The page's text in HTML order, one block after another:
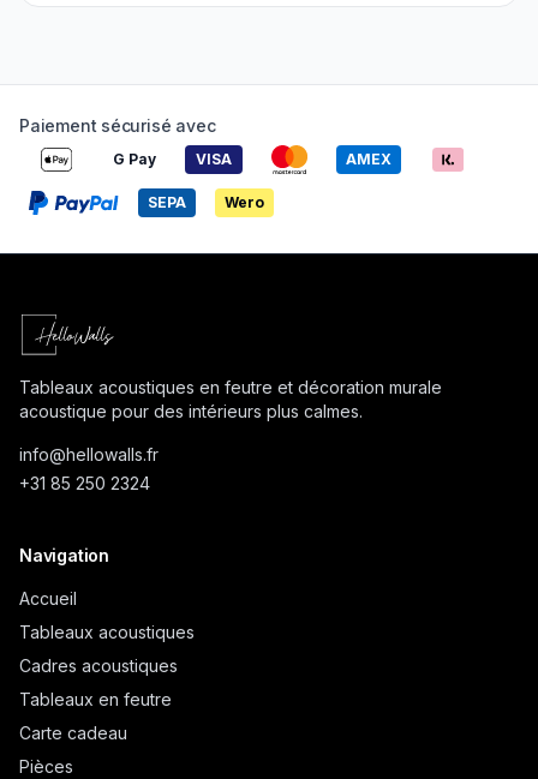
Paiement sécurisé avec
G Pay VISA AMEX
SEPA Wero
Tableaux acoustiques en feutre et décoration murale
acoustique pour des intérieurs plus calmes.
info@hellowalls.fr
+31 85 250 2324
Navigation
Accueil
Tableaux acoustiques
Cadres acoustiques
Tableaux en feutre
Carte cadeau
Pièces